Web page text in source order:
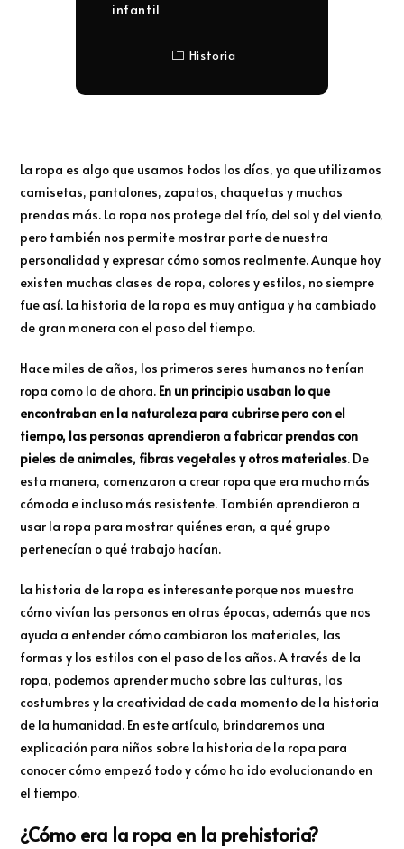
infantil
Historia
La ropa es algo que usamos todos los días, ya que utilizamos
camisetas, pantalones, zapatos, chaquetas y muchas
prendas más. La ropa nos protege del frío, del sol y del viento,
pero también nos permite mostrar parte de nuestra
personalidad y expresar cómo somos realmente. Aunque hoy
existen muchas clases de ropa, colores y estilos, no siempre
fue así. La historia de la ropa es muy antigua y ha cambiado
de gran manera con el paso del tiempo.
Hace miles de años, los primeros seres humanos no tenían
ropa como la de ahora. En un principio usaban lo que
encontraban en la naturaleza para cubrirse pero con el
tiempo, las personas aprendieron a fabricar prendas con
pieles de animales, fibras vegetales y otros materiales. De
esta manera, comenzaron a crear ropa que era mucho más
cómoda e incluso más resistente. También aprendieron a
usar la ropa para mostrar quiénes eran, a qué grupo
pertenecían o qué trabajo hacían.
La historia de la ropa es interesante porque nos muestra
cómo vivían las personas en otras épocas, además que nos
ayuda a entender cómo cambiaron los materiales, las
formas y los estilos con el paso de los años. A través de la
ropa, podemos aprender mucho sobre las culturas, las
costumbres y la creatividad de cada momento de la historia
de la humanidad. En este artículo, brindaremos una
explicación para niños sobre la historia de la ropa para
conocer cómo empezó todo y cómo ha ido evolucionando en
el tiempo.
¿Cómo era la ropa en la prehistoria?